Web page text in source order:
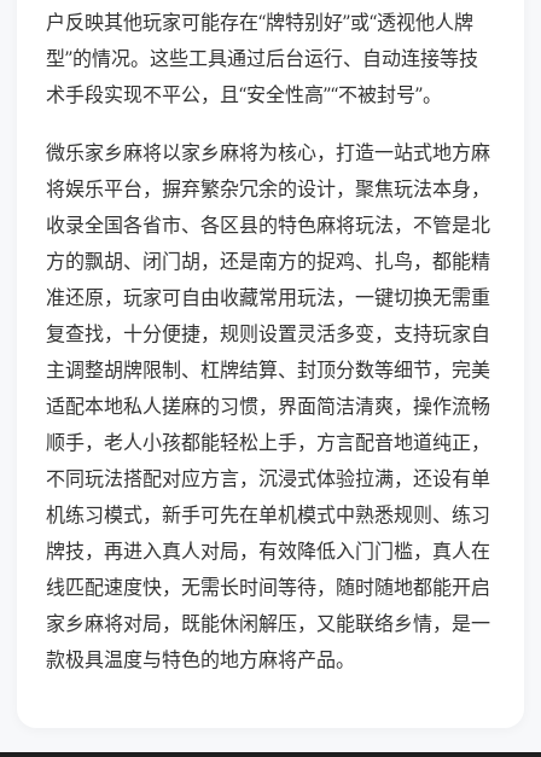
户反映其他玩家可能存在“牌特别好”或“透视他人牌
型”的情况。这些工具通过后台运行、自动连接等技
术手段实现不平公，且“安全性高”“不被封号”。
微乐家乡麻将以家乡麻将为核心，打造一站式地方麻
将娱乐平台，摒弃繁杂冗余的设计，聚焦玩法本身，
收录全国各省市、各区县的特色麻将玩法，不管是北
方的飘胡、闭门胡，还是南方的捉鸡、扎鸟，都能精
准还原，玩家可自由收藏常用玩法，一键切换无需重
复查找，十分便捷，规则设置灵活多变，支持玩家自
主调整胡牌限制、杠牌结算、封顶分数等细节，完美
适配本地私人搓麻的习惯，界面简洁清爽，操作流畅
顺手，老人小孩都能轻松上手，方言配音地道纯正，
不同玩法搭配对应方言，沉浸式体验拉满，还设有单
机练习模式，新手可先在单机模式中熟悉规则、练习
牌技，再进入真人对局，有效降低入门门槛，真人在
线匹配速度快，无需长时间等待，随时随地都能开启
家乡麻将对局，既能休闲解压，又能联络乡情，是一
款极具温度与特色的地方麻将产品。